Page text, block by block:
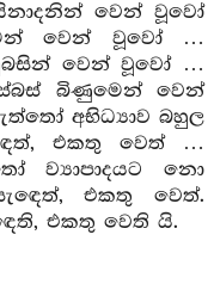
වෙන් වූවෝ
වෙන් වූවෝ …
වෙන් වූවෝ …
බිණුමෙන් වෙන්
අභිධ්‍යාව බහුල
එකතු වෙත් …
ව්‍යාපාදයට නො
එකතු වෙත්.
එකතු වෙති යි.